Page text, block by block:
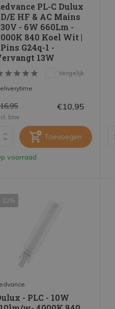
PL-C Dulux
E HF & AC Mains
- 6W 660Lm -
840 Koel Wit |
G24q-1 -
13W
Vergelijk
€10,95
btw
Toevoegen
voorraad
22%
- PLC - 10W